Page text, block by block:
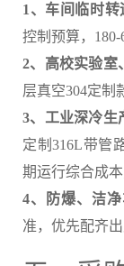
1、车间临时转
控制预算，180-
2、高校实验室
层真空304定制
3、工业深冷生
定制316L带管
期运行综合成本
4、防爆、洁净
准，优先配齐出